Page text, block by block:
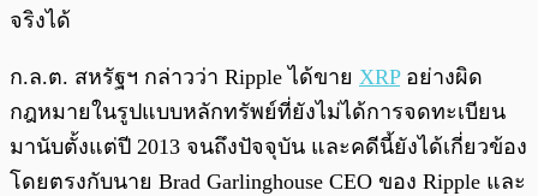
จริงได้
ก.ล.ต. สหรัฐฯ กล่าวว่า Ripple ได้ขาย XRPอย่างผิด
กฎหมายในรูปแบบหลักทรัพย์ที่ยังไม่ได้การจดทะเบียน
มานับตั้งแต่ปี 2013 จนถึงปัจจุบัน และคดีนี้ยังได้เกี่ยวข้อง
โดยตรงกับนาย Brad Garlinghouse CEO ของ Ripple และ